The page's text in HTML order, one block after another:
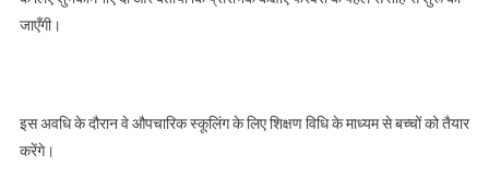
जाएँगी।
इस अवधि के दौरान वे औपचारिक स्कूलिंग के लिए शिक्षण विधि के माध्यम से बच्चों को तैयार
करेंगे। ‌